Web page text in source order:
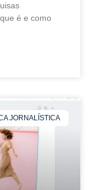
é e como
JORNALÍSTICA